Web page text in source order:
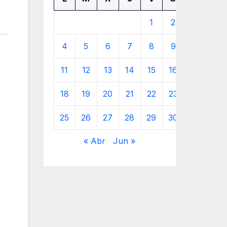
1 2
4 5 6 7 8 9
11 12 13 14 15 16
18 19 20 21 22 23
25 26 27 28 29 30
« Abr Jun »